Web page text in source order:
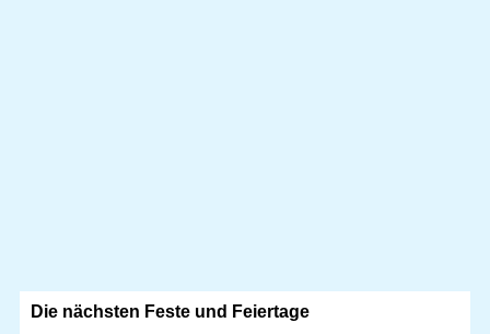
Die nächsten Feste und Feiertage